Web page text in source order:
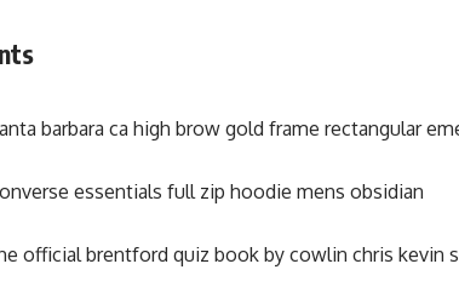
barbara ca high brow gold frame rectangular
essentials full zip hoodie mens obsidian
official brentford quiz book by cowlin chris kevin